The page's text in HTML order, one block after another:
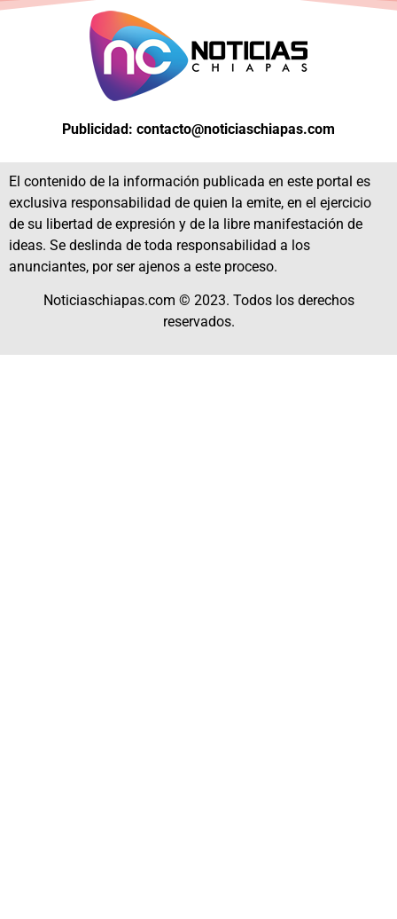
Publicidad: contacto@noticiaschiapas.com
El contenido de la información publicada en este portal es
exclusiva responsabilidad de quien la emite, en el ejercicio
de su libertad de expresión y de la libre manifestación de
ideas. Se deslinda de toda responsabilidad a los
anunciantes, por ser ajenos a este proceso.
Noticiaschiapas.com © 2023. Todos los derechos
reservados.